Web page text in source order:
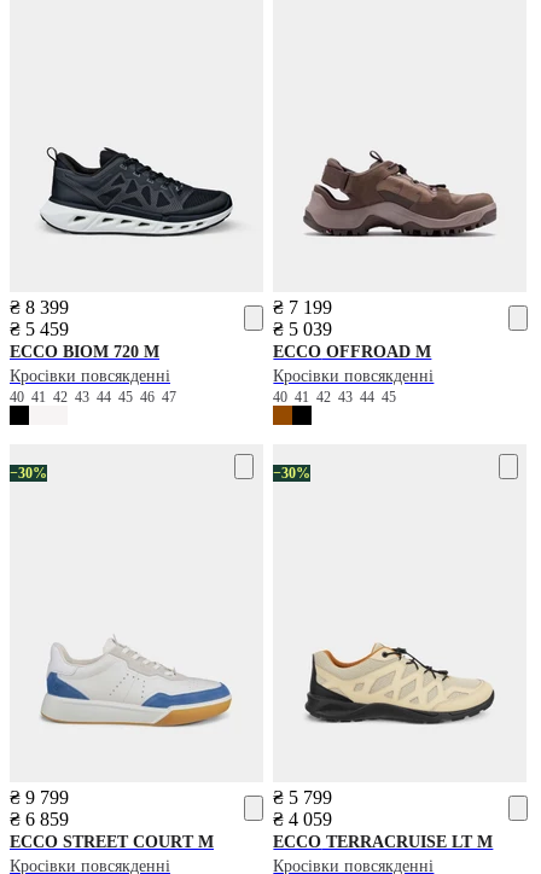
₴ 8 399
₴ 5 459
ECCO BIOM 720 M
Кросівки повсякденні
40 41 42 43 44 45 46 47
₴ 7 199
₴ 5 039
ECCO OFFROAD M
Кросівки повсякденні
404142434445
−30%
₴ 9 799
₴ 6 859
ECCO STREET COURT M
Кросівки повсякденні
−30%
₴ 5 799
₴ 4 059
ECCO TERRACRUISE LT M
Кросівки повсякденні